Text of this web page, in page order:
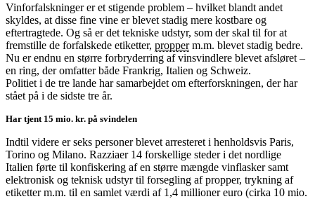
Vinforfalskninger er et stigende problem – hvilket blandt andet
skyldes, at disse fine vine er blevet stadig mere kostbare og
eftertragtede. Og så er det tekniske udstyr, som der skal til for at
fremstille de forfalskede etiketter, propperm.m. blevet stadig bedre.
Nu er endnu en større forbryderring af vinsvindlere blevet afsløret –
en ring, der omfatter både Frankrig, Italien og Schweiz.
Politiet i de tre lande har samarbejdet om efterforskningen, der har
stået på i de sidste tre år.
Har tjent 15 mio. kr. på svindelen
Indtil videre er seks personer blevet arresteret i henholdsvis Paris,
Torino og Milano. Razziaer 14 forskellige steder i det nordlige
Italien førte til konfiskering af en større mængde vinflasker samt
elektronisk og teknisk udstyr til forsegling af propper, trykning af
etiketter m.m. til en samlet værdi af 1,4 millioner euro (cirka 10 mio.